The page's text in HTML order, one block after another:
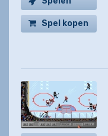
Spel kopen